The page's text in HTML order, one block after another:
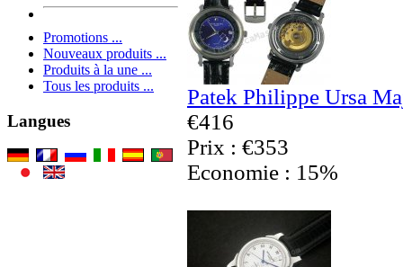
Promotions ...
Nouveaux produits ...
Produits à la une ...
Tous les produits ...
Langues
Patek Philippe Ursa
€416
Prix : €353
Economie : 15%